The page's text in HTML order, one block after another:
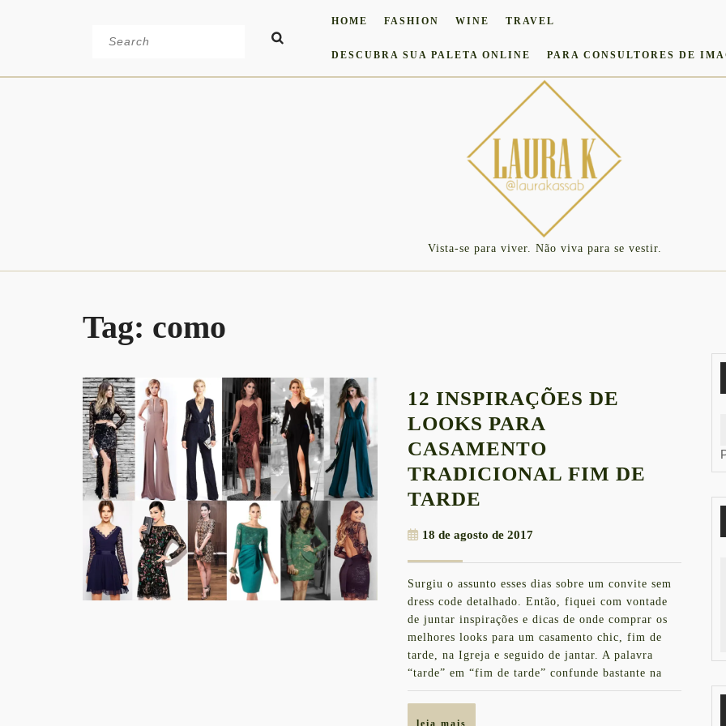
HOME FASHION WINE TRAVEL
DESCUBRA SUA PALETA ONLINE PARA CONSULTORES DE
Vista-se para viver. Não viva para se vestir.
Tag: como
12 INSPIRAÇÕES DE
LOOKS PARA
CASAMENTO
TRADICIONAL FIM DE
TARDE
DE
LOOKS
PARA
CASAMENTO
TRADICIONAL
FIM
DE
18 de agosto de 201718
de
2017
Surgiu o assunto esses dias sobre um convite sem
dress code detalhado. Então, fiquei com vontade
de juntar inspirações e dicas de onde comprar os
melhores looks para um casamento chic, fim de
tarde, na Igreja e seguido de jantar. A palavra
“tarde” em “fim de tarde” confunde bastante na
leia mais